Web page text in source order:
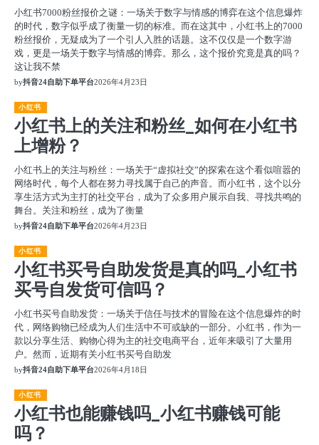
小红书7000粉丝报价之谜：一场关于数字与情感的博弈在这个信息爆炸
的时代，数字似乎成了衡量一切的标准。而在这其中，小红书上的7000
粉丝报价，无疑成为了一个引人入胜的话题。这不仅仅是一个数字游
戏，更是一场关于数字与情感的博弈。那么，这个报价究竟是真的吗？
这让我不禁
by抖音24自助下单平台2026年4月23日
小红书
小红书上的关注和粉丝_如何在小红书
上增粉？
小红书上的关注与粉丝：一场关于“虚拟社交”的探索在这个看似喧嚣的
网络时代，每个人都在努力寻找属于自己的声音。而小红书，这个以分
享生活方式为主打的社交平台，成为了众多用户展示自我、寻找共鸣的
舞台。关注和粉丝，成为了衡量
by抖音24自助下单平台2026年4月23日
小红书
小红书买号自助发货是真的吗_小红书
买号自发货可信吗？
小红书买号自助发货：一场关于信任与技术的冒险在这个信息爆炸的时
代，网络购物已经成为人们生活中不可或缺的一部分。小红书，作为一
款以分享生活、购物心得为主的社交电商平台，近年来吸引了大量用
户。然而，近期有关小红书买号自助发
by抖音24自助下单平台2026年4月18日
小红书
小红书也能赚钱吗_小红书赚钱可能
吗？